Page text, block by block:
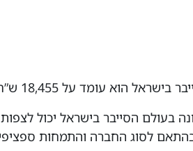
בעולם הסייבר בישראל יכול לצפות